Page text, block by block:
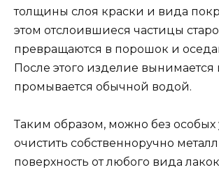
толщины слоя краски и вида
этом отслоившиеся частицы
превращаются в порошок и
После этого изделие вынимается
промывается обычной водой.
Таким образом, можно без особых
очистить собственноручно
поверхность от любого вида